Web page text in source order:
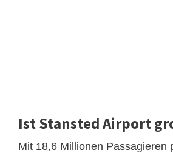
Ist Stansted Airport
Mit 18,6 Millionen Passagieren